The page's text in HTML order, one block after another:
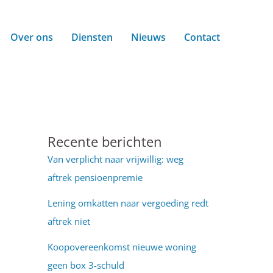
Over ons Diensten Nieuws Contact
Recente berichten
Van verplicht naar vrijwillig: weg
aftrek pensioenpremie
Lening omkatten naar vergoeding redt
aftrek niet
Koopovereenkomst nieuwe woning
geen box 3-schuld